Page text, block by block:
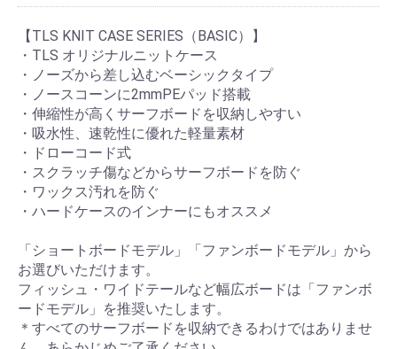
【TLS KNIT CASE SERIES（BASIC）】
・TLS オリジナルニットケース
・ノーズから差し込むベーシックタイプ
・ノースコーンに2mmPEパッド搭載
・伸縮性が高くサーフボードを収納しやすい
・吸水性、速乾性に優れた軽量素材
・ドローコード式
・スクラッチ傷などからサーフボードを防ぐ
・ワックス汚れを防ぐ
・ハードケースのインナーにもオススメ
「ショートボードモデル」「ファンボードモデル」から
お選びいただけます。
フィッシュ・ワイドテールなど幅広ボードは「ファンボ
ードモデル」を推奨いたします。
＊すべてのサーフボードを収納できるわけではありませ
お買い物を続ける